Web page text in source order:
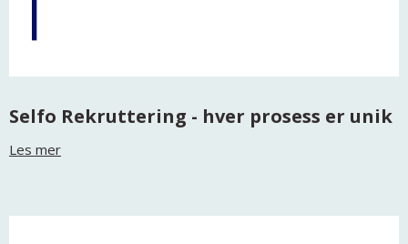
Selfo Rekruttering - hver prosess er unik
Les mer